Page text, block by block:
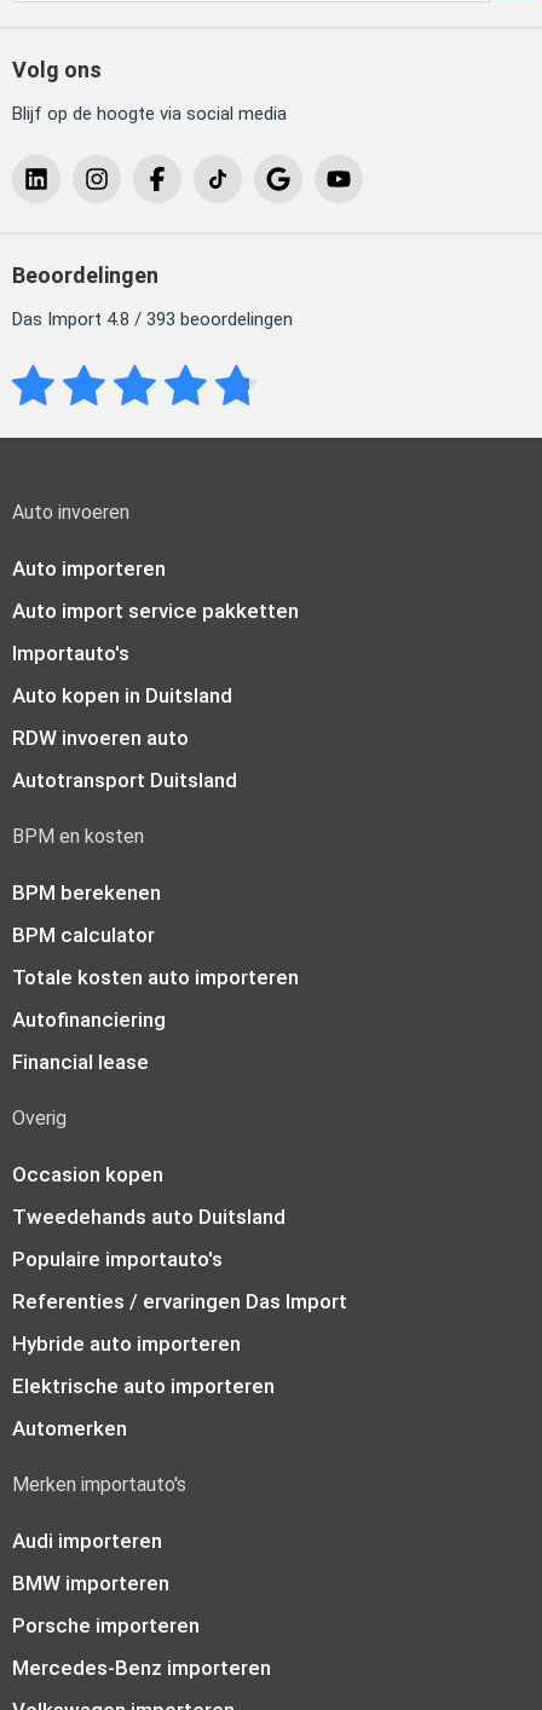
Volg ons
Blijf op de hoogte via social media
Beoordelingen
Das Import 4.8 / 393 beoordelingen
Auto invoeren
Auto importeren
Auto import service pakketten
Importauto's
Auto kopen in Duitsland
RDW invoeren auto
Autotransport Duitsland
BPM en kosten
BPM berekenen
BPM calculator
Totale kosten auto importeren
Autofinanciering
Financial lease
Overig
Occasion kopen
Tweedehands auto Duitsland
Populaire importauto's
Referenties / ervaringen Das Import
Hybride auto importeren
Elektrische auto importeren
Automerken
Merken importauto's
Audi importeren
BMW importeren
Porsche importeren
Mercedes-Benz importeren